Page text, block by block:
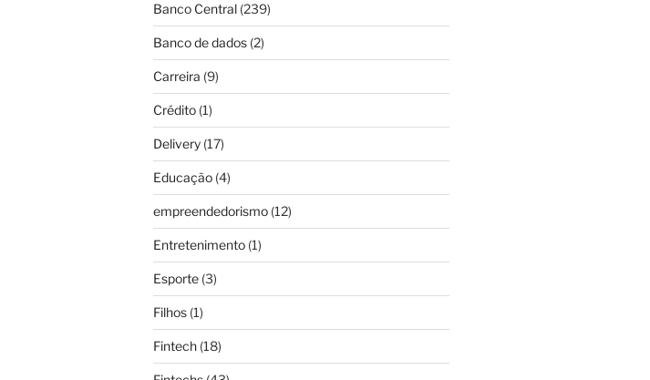
Banco Central(239)
Banco de dados(2)
Carreira (9)
Crédito(1)
Delivery(17)
Educação(4)
empreendedorismo(12)
Entretenimento(1)
Esporte(3)
Filhos(1)
Fintech(18)